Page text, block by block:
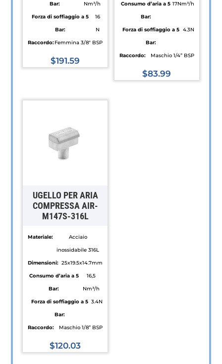
Bar:
Nm³/h
Forza di soffiaggio a 5
Bar:
16
N
Raccordo:Femmina 3/8" BSP
$191.59
ha
Le
opzioni
nella
pagina
prodotto
Consumo d’aria a 5
Bar:
17Nm³/h
Forza di soffiaggio a 5
Bar:
4.3N
Raccordo: Maschio 1/4” BSP
$83.99
UGELLO PER ARIA
COMPRESSA AIR-
M147S-316L
Materiale:
Acciaio
inossidabile 316L
Dimensioni: 25x19.5x14.7mm
Consumo d’aria a 5
Bar:
16,5
Nm³/h
Forza di soffiaggio a 5
Bar:
3.4N
Raccordo: Maschio 1/8” BSP
$120.03